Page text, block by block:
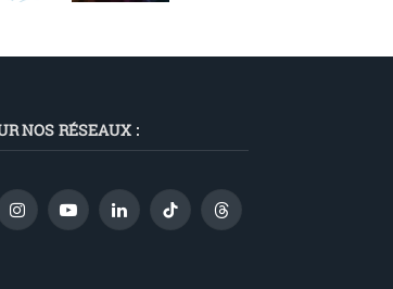
NOS RÉSEAUX :
InstagramYouTubeLinkedInTikTok Threads